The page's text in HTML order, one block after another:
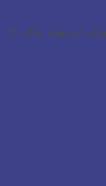
اندیشه، پلاک ۴۰